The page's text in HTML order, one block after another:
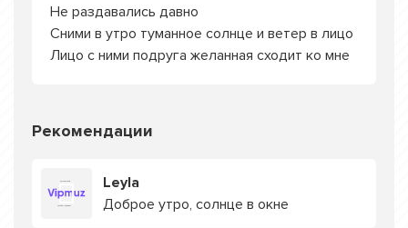
Не раздавались давно
Сними в утро туманное солнце и ветер в лицо
Лицо с ними подруга желанная сходит ко мне
Рекомендации
Leyla
Доброе утро, солнце в окне